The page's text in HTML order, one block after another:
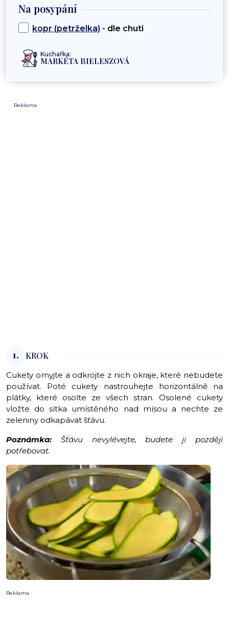
Na posypání
kopr (petrželka) - dle chuti
Kuchařka:
MARKÉTA BIELESZOVÁ
Reklama
1. KROK
Cukety omyjte a odkrojte z nich okraje, které nebudete
používat. Poté cukety nastrouhejte horizontálně na
plátky, které osolte ze všech stran. Osolené cukety
vložte do sítka umístěného nad mísou a nechte ze
zeleniny odkapávat šťávu.
Poznámka: Šťávu nevylévejte, budete ji později
potřebovat.
Reklama